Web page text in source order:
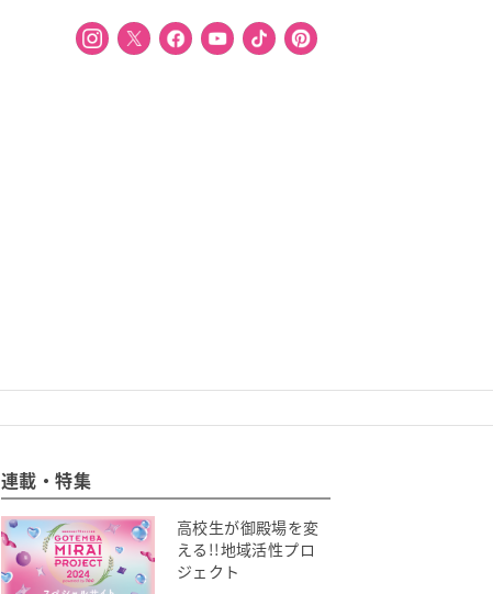
連載・特集
高校生が御殿場を変
える!!地域活性プロ
ジェクト